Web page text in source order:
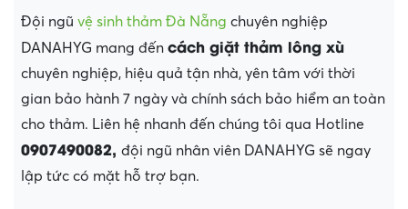
Đội ngũ vệ sinh thảm Đà Nẵng chuyên nghiệp
DANAHYG mang đến cách giặt thảm lông xù
chuyên nghiệp, hiệu quả tận nhà, yên tâm với thời
gian bảo hành 7 ngày và chính sách bảo hiểm an toàn
cho thảm. Liên hệ nhanh đến chúng tôi qua Hotline
0907490082, đội ngũ nhân viên DANAHYG sẽ ngay
lập tức có mặt hỗ trợ bạn.